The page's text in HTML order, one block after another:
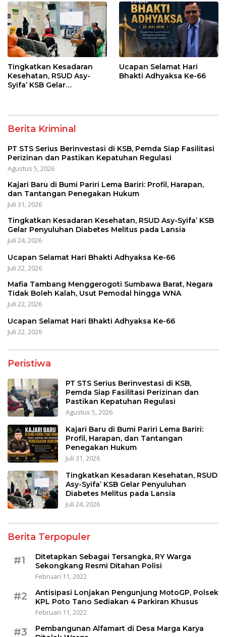
Regulasi
Tingkatkan Kesadaran
Kesehatan, RSUD Asy-
Syifa’ KSB Gelar
Ucapan Selamat Hari
Bhakti Adhyaksa Ke-66
Berita Kriminal
PT STS Serius Berinvestasi di KSB, Pemda Siap Fasilitasi
Perizinan dan Pastikan Kepatuhan Regulasi
Agustus 5, 2026
Kajari Baru di Bumi Pariri Lema Bariri: Profil, Harapan,
dan Tantangan Penegakan Hukum
Juli 31, 2026
Tingkatkan Kesadaran Kesehatan, RSUD Asy-Syifa’ KSB
Gelar Penyuluhan Diabetes Melitus pada Lansia
Juli 24, 2026
Ucapan Selamat Hari Bhakti Adhyaksa Ke-66
Juli 22, 2026
Mafia Tambang Menggerogoti Sumbawa Barat, Negara
Tidak Boleh Kalah, Usut Pemodal hingga WNA
Juli 22, 2026
Ucapan Selamat Hari Bhakti Adhyaksa Ke-66
Juli 22, 2026
Peristiwa
PT STS Serius Berinvestasi di KSB,
Pemda Siap Fasilitasi Perizinan dan
Pastikan Kepatuhan Regulasi
Agustus 5, 2026
Kajari Baru di Bumi Pariri Lema Bariri:
Profil, Harapan, dan Tantangan
Penegakan Hukum
Juli 31, 2026
Tingkatkan Kesadaran Kesehatan, RSUD
Asy-Syifa’ KSB Gelar Penyuluhan
Diabetes Melitus pada Lansia
Juli 24, 2026
Berita Terpopuler
#1
Ditetapkan Sebagai Tersangka, RY Warga
Sekongkang Resmi Ditahan Polisi
Februari 11, 2022
#2
Antisipasi Lonjakan Pengunjung MotoGP, Polsek
KPL Poto Tano Sediakan 4 Parkiran Khusus
Februari 11, 2022
#3
Pembangunan Alfamart di Desa Marga Karya